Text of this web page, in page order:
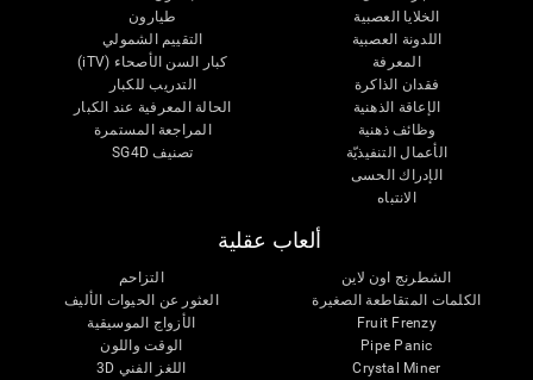
الخلايا العصبية
اللدونة العصبية
المعرفة
فقدان الذاكرة
الإعاقة الذهنية
وظائف ذهنية
الأعمال التنفيذيّة
الإدراك الحسى
الانتباه
طيارون
التقييم الشمولي
كبار السن الأصحاء (iTV)
التدريب للكبار
الحالة المعرفية عند الكبار
المراجعة المستمرة
تصنيف SG4D
ألعاب عقلية
الشطرنج اون لاين
الكلمات المتقاطعة الصغيرة
Fruit Frenzy
Pipe Panic
Crystal Miner
التزاحم
العثور عن الحيوات الأليف
الأزواج الموسيقية
الوقت واللون
اللغز الفني 3D